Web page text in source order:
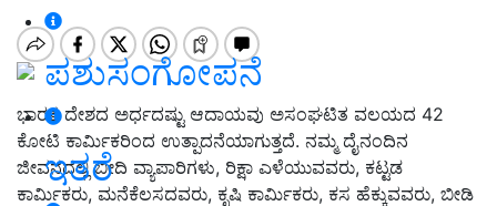
ಪಶುಸಂಗೋಪನೆ
ಇತರೆ
ಭಾರತ ದೇಶದ ಅರ್ಧದಷ್ಟು ಆದಾಯವು ಅಸಂಘಟಿತ ವಲಯದ 42
ಕೋಟಿ ಕಾರ್ಮಿಕರಿಂದ ಉತ್ಪಾದನೆಯಾಗುತ್ತದೆ. ನಮ್ಮ ದೈನಂದಿನ
ಜೀವನದಲ್ಲಿ ಬೀದಿ ವ್ಯಾಪಾರಿಗಳು, ರಿಕ್ಷಾ ಎಳೆಯುವವರು, ಕಟ್ಟಡ
ಕಾರ್ಮಿಕರು, ಮನೆಕೆಲಸದವರು, ಕೃಷಿ ಕಾರ್ಮಿಕರು, ಕಸ ಹೆಕ್ಕುವವರು, ಬೀಡಿ